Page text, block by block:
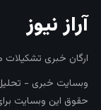
آراز نیوز
ارگان خبری تشکیلات
وبسایت خبری -
حقوق این وبسایت